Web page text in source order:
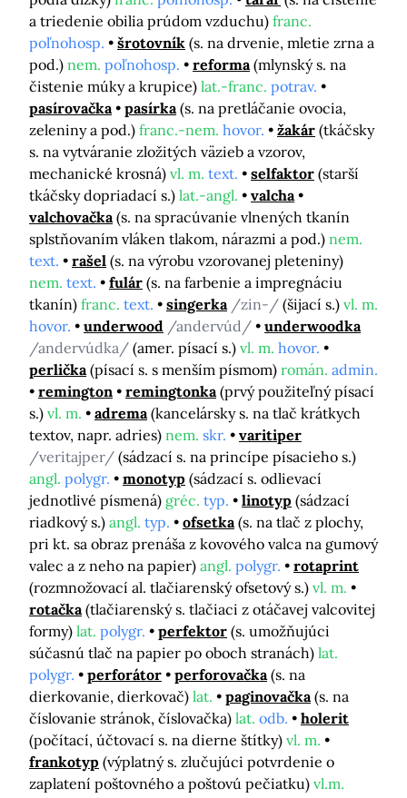
a triedenie obilia prúdom vzduchu) franc.
poľnohosp.
šrotovník (s. na drvenie, mletie zrna a
pod.) nem. poľnohosp. reforma (mlynský s. na
čistenie múky a krupice) lat.-franc. potrav.
pasírovačka
pasírka (s. na pretláčanie ovocia,
zeleniny a pod.) franc.-nem. hovor. žakár (tkáčsky
s. na vytváranie zložitých väzieb a vzorov,
mechanické krosná) vl. m. text. selfaktor (starší
tkáčsky dopriadací s.) lat.-angl.
valcha
valchovačka (s. na spracúvanie vlnených tkanín
splstňovaním vláken tlakom, nárazmi a pod.) nem.
text.
rašel (s. na výrobu vzorovanej pleteniny)
nem. text. fulár (s. na farbenie a impregnáciu
tkanín) franc. text. singerka /zin-/ (šijací s.) vl. m.
hovor.
underwood /andervúd/
underwoodka
/andervúdka/ (amer. písací s.) vl. m. hovor.
perlička (písací s. s menším písmom) román. admin.
remington
remingtonka (prvý použiteľný písací
s.) vl. m. adrema (kancelársky s. na tlač krátkych
textov, napr. adries) nem. skr.
varitiper
/veritajper/ (sádzací s. na princípe písacieho s.)
angl. polygr. monotyp (sádzací s. odlievací
jednotlivé písmená) gréc. typ. linotyp (sádzací
riadkový s.) angl. typ. ofsetka (s. na tlač z plochy,
pri kt. sa obraz prenáša z kovového valca na gumový
valec a z neho na papier) angl. polygr.
rotaprint
(rozmnožovací al. tlačiarenský ofsetový s.) vl. m.
rotačka (tlačiarenský s. tlačiaci z otáčavej valcovitej
formy) lat. polygr. perfektor (s. umožňujúci
súčasnú tlač na papier po oboch stranách) lat.
polygr.
perforátor perforovačka (s. na
dierkovanie, dierkovač) lat. paginovačka (s. na
číslovanie stránok, číslovačka) lat. odb.
holerit
(počítací, účtovací s. na dierne štítky) vl. m.
frankotyp (výplatný s. zlučujúci potvrdenie o
zaplatení poštovného a poštovú pečiatku) vl.m.